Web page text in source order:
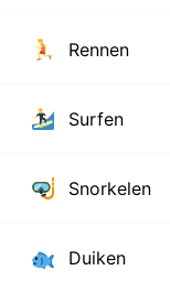
Rennen
Surfen
Snorkelen
Duiken